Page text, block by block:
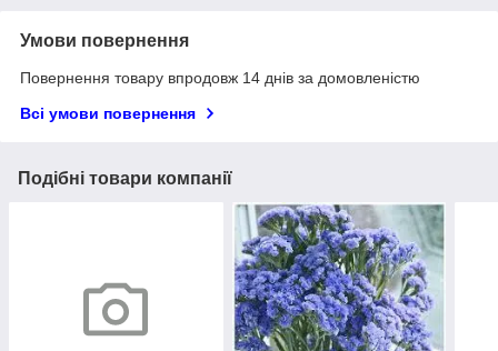
Умови повернення
Повернення товару впродовж 14 днів за домовленістю
Всі умови повернення
Подібні товари компанії